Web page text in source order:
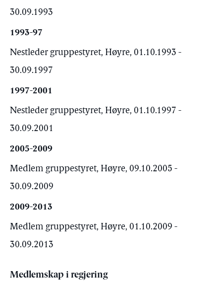
30.09.1993
1993-97
Nestleder gruppestyret, Høyre, 01.10.1993 -
30.09.1997
1997-2001
Nestleder gruppestyret, Høyre, 01.10.1997 -
30.09.2001
2005-2009
Medlem gruppestyret, Høyre, 09.10.2005 -
30.09.2009
2009-2013
Medlem gruppestyret, Høyre, 01.10.2009 -
30.09.2013
Medlemskap i regjering